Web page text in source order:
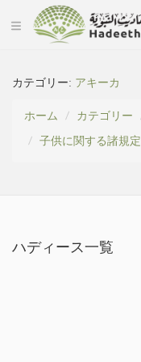
カテゴリー: アキーカ
ホーム
カテゴリー
子供に関する諸規定
ハディース一覧